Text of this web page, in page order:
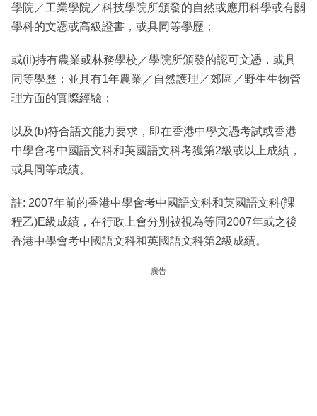
學院／工業學院／科技學院所頒發的自然或應用科學或有關
學科的文憑或高級證書，或具同等學歷；
或(ii)持有農業或林務學校／學院所頒發的認可文憑，或具
同等學歷；並具有1年農業／自然護理／郊區／野生生物管
理方面的實際經驗；
以及(b)符合語文能力要求，即在香港中學文憑考試或香港
中學會考中國語文科和英國語文科考獲第2級或以上成績，
或具同等成績。
註: 2007年前的香港中學會考中國語文科和英國語文科(課
程乙)E級成績，在行政上會分別被視為等同2007年或之後
香港中學會考中國語文科和英國語文科第2級成績。
廣告